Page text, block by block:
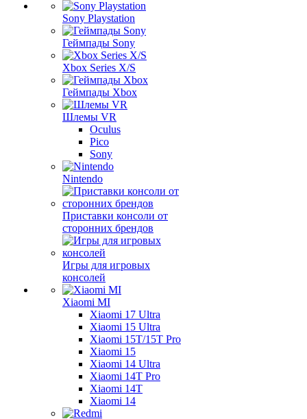
Sony Playstation
Геймпады Sony
Xbox Series X/S
Геймпады Xbox
Шлемы VR
Oculus
Pico
Sony
Nintendo
Приставки консоли от
сторонних брендов
Игры для игровых
консолей
Xiaomi MI
Xiaomi 17 Ultra
Xiaomi 15 Ultra
Xiaomi 15T/15T Pro
Xiaomi 15
Xiaomi 14 Ultra
Xiaomi 14T Pro
Xiaomi 14T
Xiaomi 14